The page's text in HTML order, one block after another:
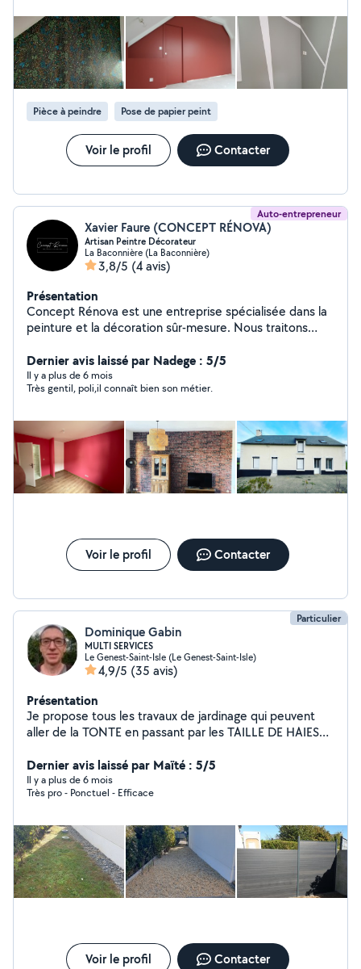
Pièce à peindre Pose de papier peint
Voir le profil Contacter
Auto-entrepreneur
Xavier Faure (CONCEPT RÉNOVA)
Artisan Peintre Décorateur
La Baconnière (La Baconnière)
3,8/5 (4 avis)
Présentation
Concept Rénova est une entreprise spécialisée dans la
peinture et la décoration sûr-mesure. Nous traitons
notre attention aux détails sont notre passion et seuls
les produits de la plus haute qualité feront l'affaire, pour
les meilleurs résultats à chaque fois.
Dernier avis laissé par Nadege : 5/5
Il y a plus de 6 mois
Très gentil, poli,il connaît bien son métier.
Voir le profil Contacter
Particulier
Dominique Gabin
MULTI SERVICES
Le Genest-Saint-Isle (Le Genest-Saint-Isle)
4,9/5 (35 avis)
Présentation
Je propose tous les travaux de jardinage qui peuvent
aller de la TONTE en passant par les TAILLE DE HAIES
(MONTAGE DE MEUBLE--POSE LUMINAIRE --
NETTOYAGE TERRASSE --BRICOLAGE --POSE
ROBINETTERIE-- POSE TRINGLE A RIDEAUX,
palette d'activités, je suis donc ouvert à toutes
propositions HABILITATION AVANCE IMMEDIATE
CREDIT D'IMPOT GRACE A L'AVANCE IMMEDIATE VOUS
REGLEZ LA MOITIE DE LA FACTURE . Cordialement
Dernier avis laissé par Maïté : 5/5
Il y a plus de 6 mois
Très pro - Ponctuel - Efficace
Voir le profil Contacter